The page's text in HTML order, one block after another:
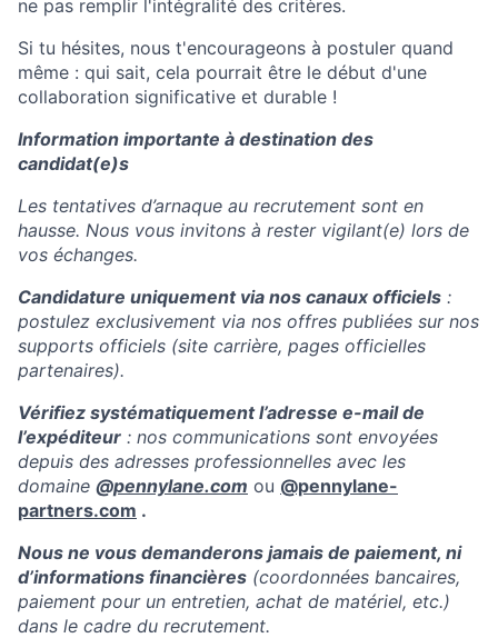
ne pas remplir l'intégralité des critères.
Si tu hésites, nous t'encourageons à postuler quand
même : qui sait, cela pourrait être le début d'une
collaboration significative et durable !
Information importante à destination des
candidat(e)s
Les tentatives d’arnaque au recrutement sont en
hausse. Nous vous invitons à rester vigilant(e) lors de
vos échanges.
Candidature uniquement via nos canaux officiels :
postulez exclusivement via nos offres publiées sur nos
supports officiels (site carrière, pages officielles
partenaires).
Vérifiez systématiquement l’adresse e-mail de
l’expéditeur : nos communications sont envoyées
depuis des adresses professionnelles avec les
domaine @pennylane.com ou @pennylane-
partners.com .
Nous ne vous demanderons jamais de paiement, ni
d’informations financières (coordonnées bancaires,
paiement pour un entretien, achat de matériel, etc.)
dans le cadre du recrutement.